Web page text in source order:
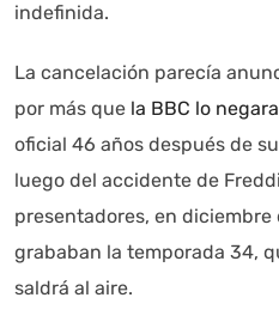
indefinida.
La cancelación parecía
por más que la BBC lo negara
oficial 46 años después de
luego del accidente de
presentadores, en diciembre
grababan la temporada 34,
saldrá al aire.
Autoanalítica IA
buscando? "Este asistente con
información referencial que
Asistente con IA en desarrollo.
diariamente su exactitud."